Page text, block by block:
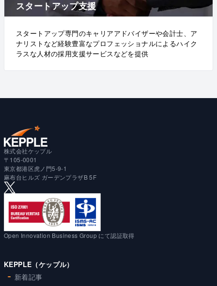
スタートアップ支援
スタートアップ専門のキャリアアドバイザーや会計士、ア
ナリストなど経験豊富なプロフェッショナルによるハイク
ラスな人材の採用支援サービスなどを提供
株式会社ケップル
〒105-0001
東京都港区虎ノ門5-9-1
麻布台ヒルズ ガーデンプラザB 5F
Open Innovation Business Group にて認証取得
KEPPLE（ケップル）
新着記事